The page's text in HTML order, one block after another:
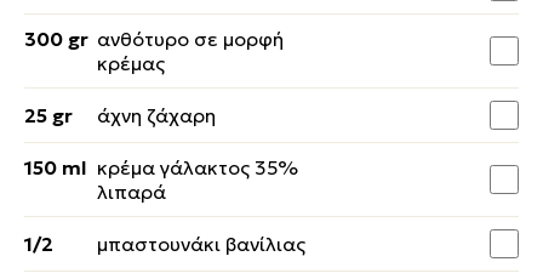
300 gr ανθότυρο σε μορφή
κρέμας
25 gr άχνη ζάχαρη
150 ml κρέμα γάλακτος 35%
λιπαρά
1/2 μπαστουνάκι βανίλιας